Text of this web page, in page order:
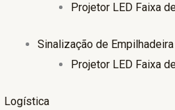
Projetor LED Faixa
Sinalização de Empilhadeira
Projetor LED Faixa
Logística